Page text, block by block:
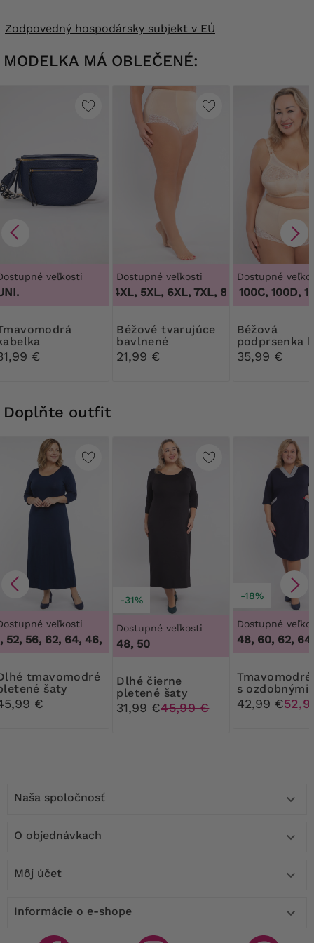
Zodpovedný hospodársky subjekt v EÚ
MODELKA MÁ OBLEČENÉ:
veľkosti
€
Dostupné veľkosti
3XL, 4XL, 5XL, 6XL, 7XL, 8XL, 9XL,3XL,
Béžové tvarujúce
bavlnené
nohavičky s čipkou
21,99 €
Dostupné
100B, 100C, 100D,
Béžová
podprsenka
kostic
35,99 €
Doplňte outfit
veľkosti
56, 62, 64, 46, 50, 52, 56, 62, 64
šaty
€
-31%
Dostupné veľkosti
48, 50
Dlhé čierne
pletené šaty
31,99 €45,99 €
-18%
Dostupné
48, 60, 62, 64
Tmavomodré šaty
s ozdobnými
opasky
42,99 €
Naša spoločnosť 
O objednávkach 
Môj účet 
Informácie o e-shope 